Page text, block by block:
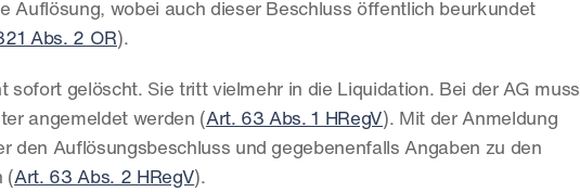
Auflösung, wobei auch dieser Beschluss öffentlich beurkundet
Abs. 2 OR).
sofort gelöscht. Sie tritt vielmehr in die Liquidation. Bei der AG muss
angemeldet werden (Art. 63 Abs. 1 HRegV). Mit der Anmeldung
den Auflösungsbeschluss und gegebenenfalls Angaben zu den
(Art. 63 Abs. 2 HRegV).